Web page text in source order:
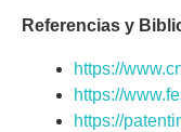
Referencias y
https://
https://
https://